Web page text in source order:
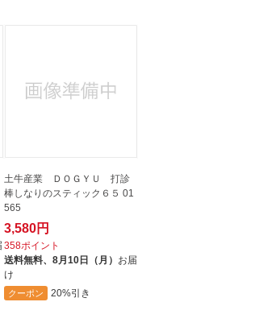
土牛産業 ＤＯＧＹＵ 打診
棒しなりのスティック６５ 01
565
3,580円
358ポイント
送料無料、 8月10日（月） お届
け
クーポン 20%引き